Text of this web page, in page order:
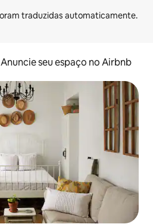
Anuncie seu espaço no Airbnb